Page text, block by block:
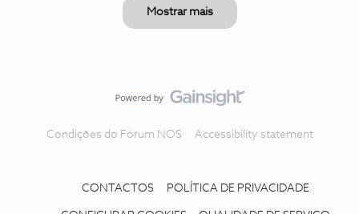
Mostrar mais
Condições do Fórum NOS Accessibility statement
CONTACTOS POLÍTICA DE PRIVACIDADE